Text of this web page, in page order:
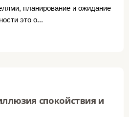
планирование и ожидание
это о...
спокойствия и